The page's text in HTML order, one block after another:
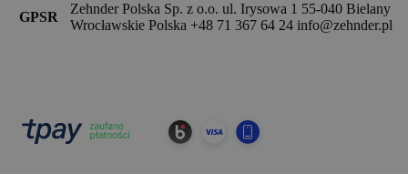
GPSR
Zehnder Polska Sp. z o.o. ul. Irysowa 1 55-040 Bielany
Wrocławskie Polska +48 71 367 64 24 info@zehnder.pl